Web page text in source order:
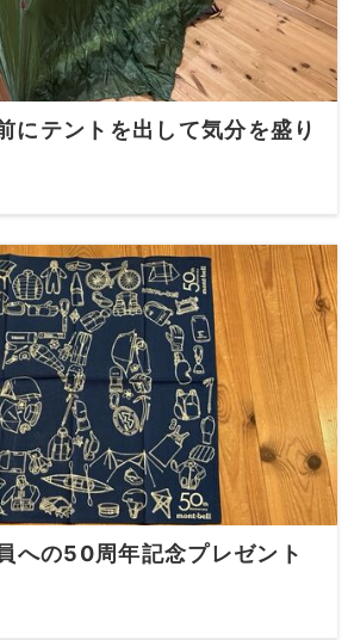
にテントを出して気分を盛り
の50周年記念プレゼント